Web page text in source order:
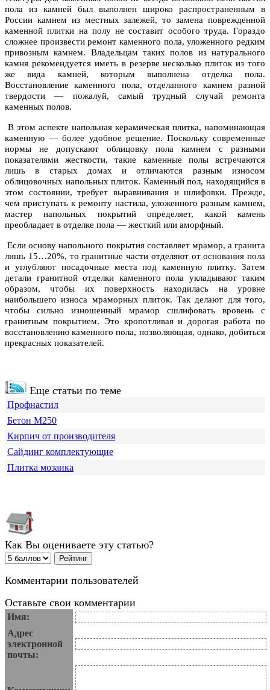
пола из камней был выполнен широко распространенным в
России камнем из местных залежей, то замена поврежденной
каменной плитки на полу не составит особого труда. Гораздо
сложнее произвести ремонт каменного пола, уложенного редким
привозным камнем. Владельцам таких полов из натурального
камня рекомендуется иметь в резерве несколько плиток из того
же вида камней, которым выполнена отделка пола.
Восстановление каменного пола, отделанного камнем разной
твердости — пожалуй, самый трудный случай ремонта
каменных полов.
В этом аспекте напольная керамическая плитка, напоминающая
каменную — более удобное решение. Поскольку современные
нормы не допускают облицовку пола камнем с разными
показателями жесткости, такие каменные полы встречаются
лишь в старых домах и отличаются разным износом
облицовочных напольных плиток. Каменный пол, находящийся в
этом состоянии, требует выравнивания и шлифовки. Прежде,
чем приступать к ремонту настила, уложенного разным камнем,
мастер напольных покрытий определяет, какой камень
преобладает в отделке пола — жесткий или аморфный.
Если основу напольного покрытия составляет мрамор, а гранита
лишь 15…20%, то гранитные части отделяют от основания пола
и углубляют посадочные места под каменную плитку. Затем
детали гранитной отделки каменного пола укладывают таким
образом, чтобы их поверхность находилась на уровне
наибольшего износа мраморных плиток. Так делают для того,
чтобы сильно изношенный мрамор сшлифовать вровень с
гранитным покрытием. Это кропотливая и дорогая работа по
восстановлению каменного пола, позволяющая, однако, добиться
прекрасных показателей.
Еще статьи по теме
Профнастил
Бетон М250
Кирпич от производителя
Сайдинг комплектующие
Плитка мозаика
Как Вы оцениваете эту статью?
Комментарии пользователей
Оставьте свои комментарии
Имя:
Адрес
электронной
почты: